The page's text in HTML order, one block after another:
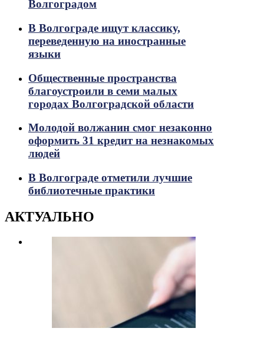
Волгоградом
В Волгограде ищут классику,
переведенную на иностранные
языки
Общественные пространства
благоустроили в семи малых
городах Волгоградской области
Молодой волжанин смог незаконно
оформить 31 кредит на незнакомых
людей
В Волгограде отметили лучшие
библиотечные практики
АКТУАЛЬНО